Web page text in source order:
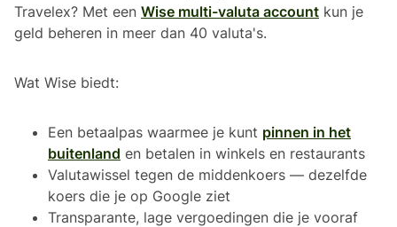
Travelex? Met een Wise multi-valuta account kun je
geld beheren in meer dan 40 valuta's.
Wat Wise biedt:
Een betaalpas waarmee je kunt pinnen in het
buitenland en betalen in winkels en restaurants
Valutawissel tegen de middenkoers — dezelfde
koers die je op Google ziet
Transparante, lage vergoedingen die je vooraf